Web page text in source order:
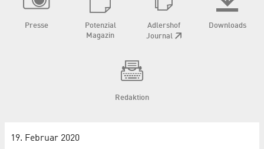
Presse
Potenzial
Magazin
Adlershof
Journal
Downloads
Redaktion
19. Februar 2020